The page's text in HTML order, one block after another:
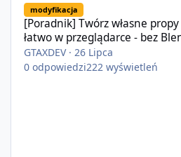
modyfikacja
[Poradnik] Twórz własne
łatwo w przeglądarce - bez
GTAXDEV·26 Lipca
0 odpowiedzi222 wyświetleń